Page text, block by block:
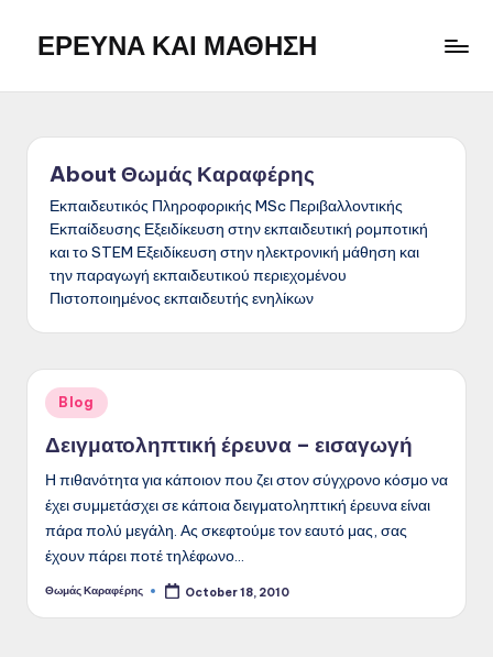
content
ΕΡΕΥΝΑ ΚΑΙ ΜΑΘΗΣΗ
προσωπικό
σημειωματάριο
με
την
ελπίδα
ότι
μπορεί
φανεί
χρήσιμο
και
σε
άλλους
About Θωμάς Καραφέρης
Εκπαιδευτικός Πληροφορικής MSc Περιβαλλοντικής
Εκπαίδευσης Εξειδίκευση στην εκπαιδευτική ρομποτική
και το STEM Εξειδίκευση στην ηλεκτρονική μάθηση και
την παραγωγή εκπαιδευτικού περιεχομένου
Πιστοποιημένος εκπαιδευτής ενηλίκων
Posted
in
Blog
Δειγματοληπτική έρευνα – εισαγωγή
Η πιθανότητα για κάποιον που ζει στον σύγχρονο κόσμο να
έχει συμμετάσχει σε κάποια δειγματοληπτική έρευνα είναι
πάρα πολύ μεγάλη. Ας σκεφτούμε τον εαυτό μας, σας
έχουν πάρει ποτέ τηλέφωνο…
Posted
Θωμάς Καραφέρης October 18, 2010